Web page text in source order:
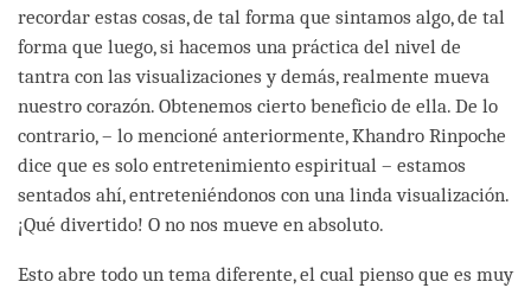
recordar estas cosas, de tal forma que sintamos algo, de tal
forma que luego, si hacemos una práctica del nivel de
tantra con las visualizaciones y demás, realmente mueva
nuestro corazón. Obtenemos cierto beneficio de ella. De lo
contrario, – lo mencioné anteriormente, Khandro Rinpoche
dice que es solo entretenimiento espiritual – estamos
sentados ahí, entreteniéndonos con una linda visualización.
¡Qué divertido! O no nos mueve en absoluto.
Esto abre todo un tema diferente, el cual pienso que es muy